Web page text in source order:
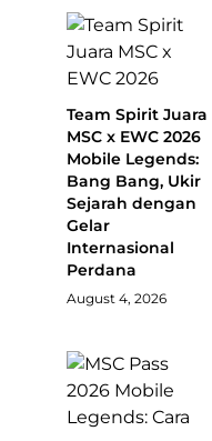
Team Spirit Juara
MSC x EWC 2026
Mobile Legends:
Bang Bang, Ukir
Sejarah dengan
Gelar
Internasional
Perdana
August 4, 2026